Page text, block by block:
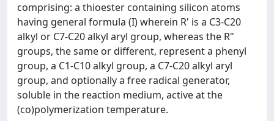
comprising: a thioester containing silicon atoms
having general formula (I)wherein R' is a C3-C20
alkyl or C7-C20 alkyl aryl group, whereas the R"
groups, the same or different, represent a phenyl
group, a C1-C10 alkyl group, a C7-C20 alkyl aryl
group, and optionally a free radical generator,
soluble in the reaction medium, active at the
(co)polymerization temperature.